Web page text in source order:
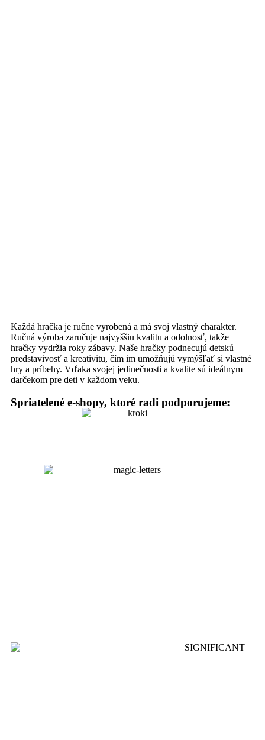
Každá hračka je ručne vyrobená a má svoj vlastný charakter.
Ručná výroba zaručuje najvyššiu kvalitu a odolnosť, takže
hračky vydržia roky zábavy. Naše hračky podnecujú detskú
predstavivosť a kreativitu, čím im umožňujú vymýšľať si vlastné
hry a príbehy. Vďaka svojej jedinečnosti a kvalite sú ideálnym
darčekom pre deti v každom veku.
Spriatelené e-shopy, ktoré radi podporujeme: